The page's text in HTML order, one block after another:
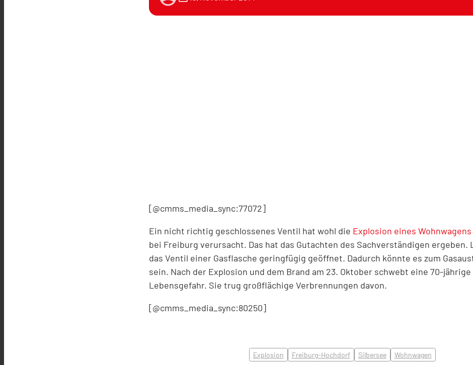
[@cmms_media_sync:77072]
Ein nicht richtig geschlossenes Ventil hat wohl die Explosion eines
bei Freiburg verursacht. Das hat das Gutachten des Sachverständigen ergeben.
das Ventil einer Gasflasche geringfügig geöffnet. Dadurch könnte es zum
sein. Nach der Explosion und dem Brand am 23. Oktober schwebt eine 70-
Lebensgefahr. Sie trug großflächige Verbrennungen davon.
[@cmms_media_sync:80250]
Explosion Freiburg-Hochdorf Silbersee Wohnwagen